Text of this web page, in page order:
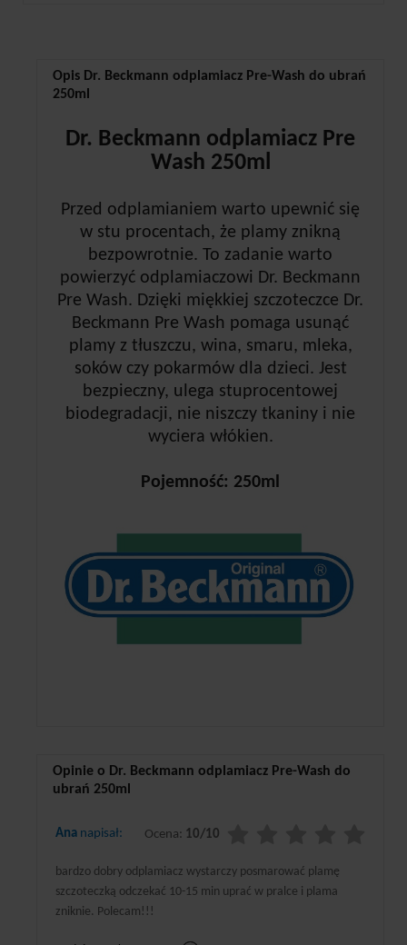
Opis Dr. Beckmann odplamiacz Pre-Wash do ubrań
250ml
Dr. Beckmann odplamiacz Pre
Wash 250ml
Przed odplamianiem warto upewnić się
w stu procentach, że plamy znikną
bezpowrotnie. To zadanie warto
powierzyć odplamiaczowi Dr. Beckmann
Pre Wash. Dzięki miękkiej szczoteczce Dr.
Beckmann Pre Wash pomaga usunąć
plamy z tłuszczu, wina, smaru, mleka,
soków czy pokarmów dla dzieci. Jest
bezpieczny, ulega stuprocentowej
biodegradacji, nie niszczy tkaniny i nie
wyciera włókien.
Pojemność: 250ml
Opinie o Dr. Beckmann odplamiacz Pre-Wash do
ubrań 250ml
Ana napisał: Ocena: 10/10
bardzo dobry odplamiacz wystarczy posmarować plamę
szczoteczką odczekać 10-15 min uprać w pralce i plama
zniknie. Polecam!!!